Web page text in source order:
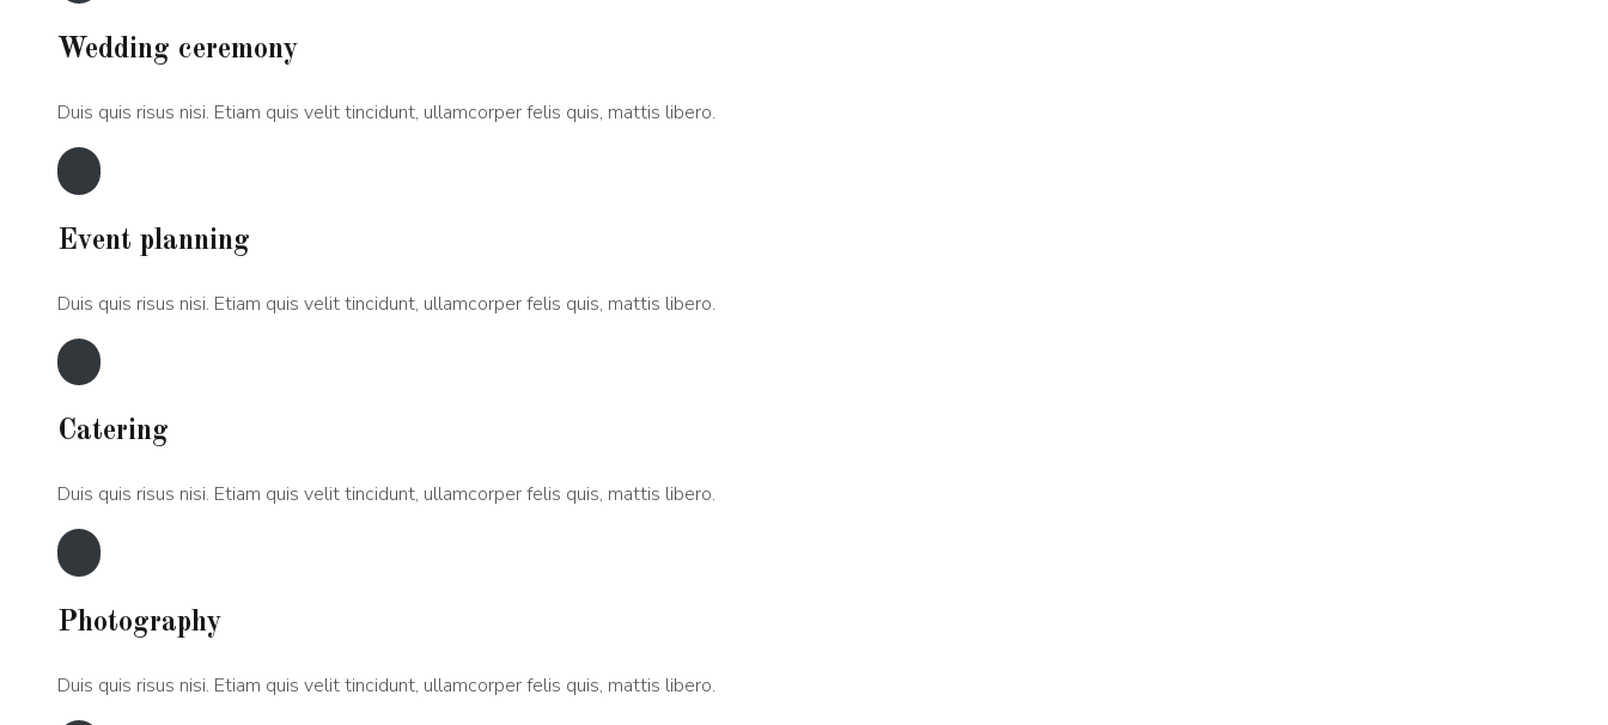
Wedding ceremony
Duis quis risus nisi. Etiam quis velit tincidunt, ullamcorper felis quis, mattis libero.
Event planning
Duis quis risus nisi. Etiam quis velit tincidunt, ullamcorper felis quis, mattis libero.
Catering
Duis quis risus nisi. Etiam quis velit tincidunt, ullamcorper felis quis, mattis libero.
Photography
Duis quis risus nisi. Etiam quis velit tincidunt, ullamcorper felis quis, mattis libero.